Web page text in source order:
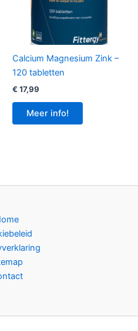
Calcium Magnesium Zink –
120 tabletten
€ 17,99
Meer info!